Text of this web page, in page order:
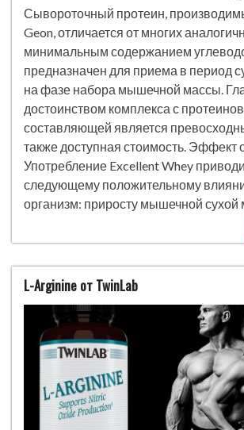
Сывороточный протеин,
Geon, отличается от многих
минимальным содержанием
предназначен для приема в период
на фазе набора мышечной массы.
достоинством комплекса с
составляющей является
также доступная стоимость. Эффект
Употребление Excellent Whey
следующему положительному
организм: приросту мышечной сухой
L-Arginine от TwinLab